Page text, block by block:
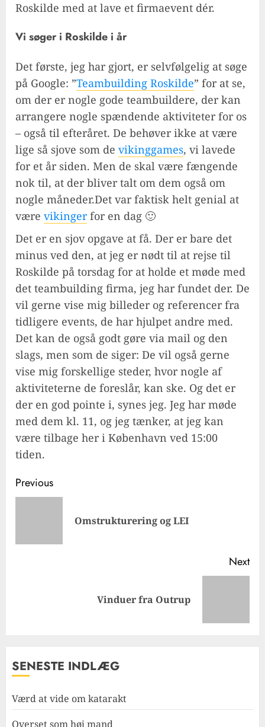
Roskilde med at lave et firmaevent dér.
Vi søger i Roskilde i år
Det første, jeg har gjort, er selvfølgelig at søge
på Google: ”Teambuilding Roskilde” for at se,
om der er nogle gode teambuildere, der kan
arrangere nogle spændende aktiviteter for os
– også til efteråret. De behøver ikke at være
lige så sjove som de vikinggames, vi lavede
for et år siden. Men de skal være fængende
nok til, at der bliver talt om dem også om
nogle måneder.Det var faktisk helt genial at
være vikingerfor en dag 🙂
Det er en sjov opgave at få. Der er bare det
minus ved den, at jeg er nødt til at rejse til
Roskilde på torsdag for at holde et møde med
det teambuilding firma, jeg har fundet der. De
vil gerne vise mig billeder og referencer fra
tidligere events, de har hjulpet andre med.
Det kan de også godt gøre via mail og den
slags, men som de siger: De vil også gerne
vise mig forskellige steder, hvor nogle af
aktiviteterne de foreslår, kan ske. Og det er
der en god pointe i, synes jeg. Jeg har møde
med dem kl. 11, og jeg tænker, at jeg kan
være tilbage her i København ved 15:00
tiden.
Post
navigation
Previous
Omstrukturering og LEI
Next
Vinduer fra Outrup
SENESTE INDLÆG
Værd at vide om katarakt
Overset som høj mand